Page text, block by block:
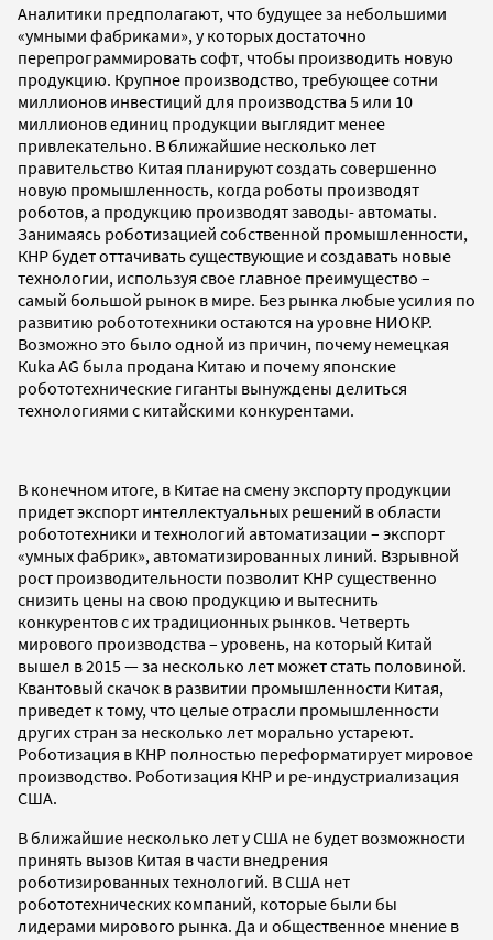
Аналитики предполагают, что будущее за небольшими
«умными фабриками», у которых достаточно
перепрограммировать софт, чтобы производить новую
продукцию. Крупное производство, требующее сотни
миллионов инвестиций для производства 5 или 10
миллионов единиц продукции выглядит менее
привлекательно. В ближайшие несколько лет
правительство Китая планируют создать совершенно
новую промышленность, когда роботы производят
роботов, а продукцию производят заводы- автоматы.
Занимаясь роботизацией собственной промышленности,
КНР будет оттачивать существующие и создавать новые
технологии, используя свое главное преимущество –
самый большой рынок в мире. Без рынка любые усилия по
развитию робототехники остаются на уровне НИОКР.
Возможно это было одной из причин, почему немецкая
Кuka AG была продана Китаю и почему японские
робототехнические гиганты вынуждены делиться
технологиями с китайскими конкурентами.
В конечном итоге, в Китае на смену экспорту продукции
придет экспорт интеллектуальных решений в области
робототехники и технологий автоматизации – экспорт
«умных фабрик», автоматизированных линий. Взрывной
рост производительности позволит КНР существенно
снизить цены на свою продукцию и вытеснить
конкурентов с их традиционных рынков. Четверть
мирового производства – уровень, на который Китай
вышел в 2015 — за несколько лет может стать половиной.
Квантовый скачок в развитии промышленности Китая,
приведет к тому, что целые отрасли промышленности
других стран за несколько лет морально устареют.
Роботизация в КНР полностью переформатирует мировое
производство. Роботизация КНР и ре-индустриализация
США.
В ближайшие несколько лет у США не будет возможности
принять вызов Китая в части внедрения
роботизированных технологий. В США нет
робототехнических компаний, которые были бы
лидерами мирового рынка. Да и общественное мнение в